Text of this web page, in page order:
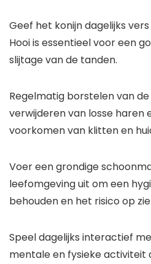
Geef het konijn dagelijks
Hooi is essentieel voor een
slijtage van de tanden.
Regelmatig borstelen van
verwijderen van losse haren
voorkomen van klitten en
Voer een grondige
leefomgeving uit om een
behouden en het risico op
Speel dagelijks interactief
mentale en fysieke activiteit